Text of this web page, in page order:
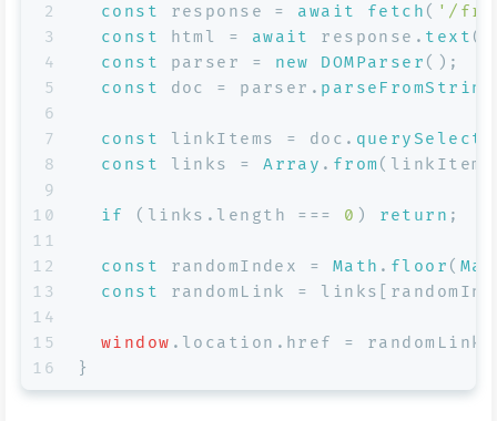
2
3
4
5
6
7
8
9
10
11
12
13
14
15
16
const
response = await fetch ( '/
const
html = await response. text
const
parser = new DOMParser ();
const
doc = parser. parseFromString
const linkItems = doc.
const
links = Array . from
if (links. length === 0 ) return ;
const randomIndex = Math . floor (
const
randomLink =
window . location . href
= randomLink;
}